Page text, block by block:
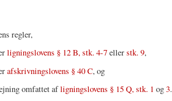
regler,
ligningslovens § 12 B, stk. 4-7ellerstk. 9,
afskrivningslovens § 40 C, og
omfattet afligningslovens § 15 Q, stk. 1 og3.